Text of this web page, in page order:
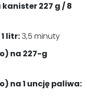
227 g / 8
litr:3,5 minuty
na 227-g
na 1 uncję paliwa: